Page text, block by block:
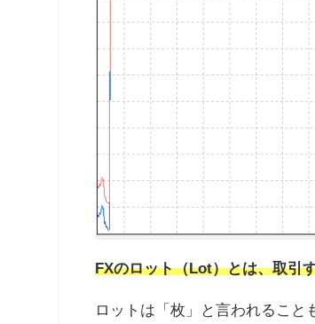
FXのロット（Lot）とは、取引
ロットは「枚」と言われること